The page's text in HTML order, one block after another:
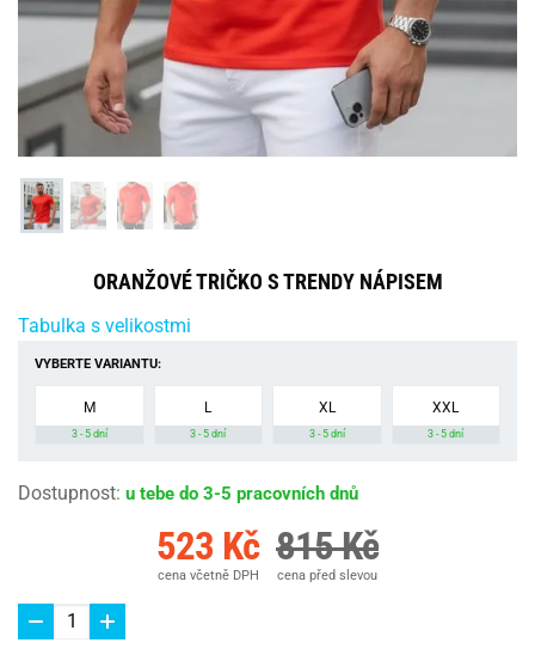
ORANŽOVÉ TRIČKO S TRENDY NÁPISEM
Tabulka s velikostmi
VYBERTE VARIANTU:
M
3 - 5 dní
L
3 - 5 dní
XL
3 - 5 dní
XXL
3 - 5 dní
Dostupnost: u tebe do 3-5 pracovních dnů
523 Kč
cena včetně DPH
815 Kč
cena před slevou